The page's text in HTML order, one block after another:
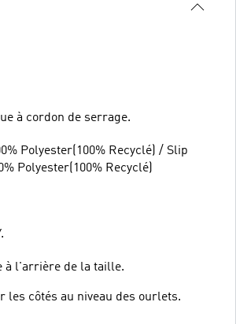
à cordon de serrage.
Polyester(100% Recyclé) / Slip
Polyester(100% Recyclé)
à l'arrière de la taille.
les côtés au niveau des ourlets.